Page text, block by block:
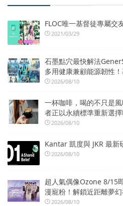
FLOC唯一基督徒專屬交
2021/03/29
石墨點穴最快解法
多用健康兼顧能源韌性
2026/08/10
一杯咖啡，喝的不只是
者正以永續標準重新選
2026/08/10
Kantar 凱度與 JKR 最
2026/08/10
超人氣偶像Ozone 8/15
漫寵粉！解鎖近距離夢幻
2026/08/10